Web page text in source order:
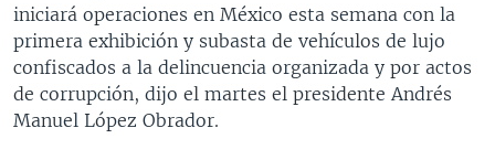
FORO [RADIO]
DEPORTIVO INTERNACIONAL
NOTA ECONÓMICA
ENTRETENIMIENTO
Idiomas
iniciará operaciones en México esta semana con la
primera exhibición y subasta de vehículos de lujo
confiscados a la delincuencia organizada y por actos
de corrupción, dijo el martes el presidente Andrés
Manuel López Obrador.